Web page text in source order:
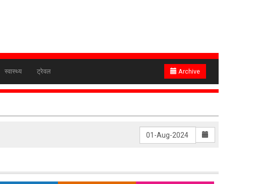
स्वास्थ्य ट्रेवल Archive